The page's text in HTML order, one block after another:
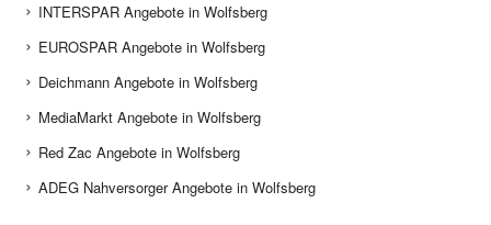
INTERSPAR Angebote in Wolfsberg
EUROSPAR Angebote in Wolfsberg
Deichmann Angebote in Wolfsberg
MediaMarkt Angebote in Wolfsberg
Red Zac Angebote in Wolfsberg
ADEG Nahversorger Angebote in Wolfsberg